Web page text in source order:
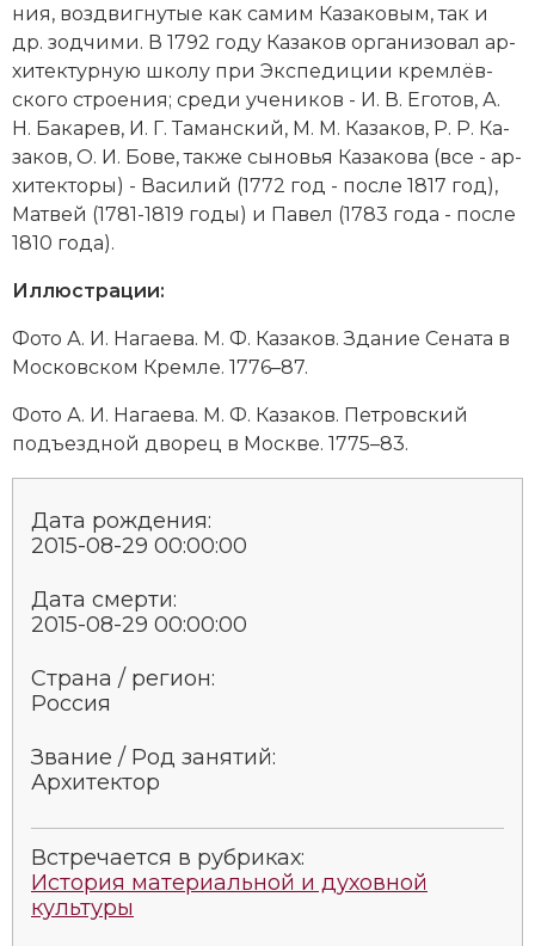
ния, воз­двиг­ну­тые как са­мим Казаковым, так и
др. зод­чи­ми. В 1792 году Казаков ор­га­ни­зо­вал ар­
хитектурную шко­лу при Экс­пе­ди­ции крем­лёв­
ско­го строе­ния; сре­ди уче­ни­ков - И. В. Его­тов, А.
Н. Ба­ка­рев, И. Г. Та­ман­ский, М. М. Ка­за­ков, Р. Р. Ка­
за­ков, О. И. Бо­ве, так­же сы­но­вья Казакова (все - ар­
хи­тек­то­ры) - Ва­си­лий (1772 год - пос­ле 1817 год),
Мат­вей (1781-1819 годы) и Па­вел (1783 года - пос­ле
1810 года).
Иллюстрации:
Фото А. И. Нагаева. М. Ф. Ка­за­ков. Зда­ние Се­на­та в
Мо­сков­ском Крем­ле. 1776–87.
Фото А. И. Нагаева. М. Ф. Ка­за­ков. Пет­ров­ский
подъ­ез­д­ной дво­рец в Мо­ск­ве. 1775–83.
Дата рождения:
2015-08-29 00:00:00
Дата смерти:
2015-08-29 00:00:00
Страна / регион:
Россия
Звание / Род занятий:
Архитектор
Встречается в рубриках:
История материальной и духовной
культуры